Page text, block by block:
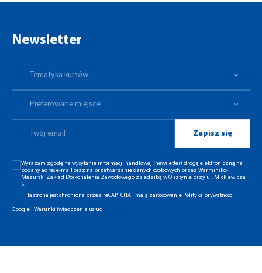
Newsletter
Tematyka kursów
Preferowane miejsce
Zapisz się
Wyrażam zgodę na wysyłanie informacji handlowej (newsletter) drogą elektroniczną na
podany adres e-mail oraz na przetwarzanie danych osobowych przez Warmińsko-
Mazurski Zakład Doskonalenia Zawodowego z siedzibą w Olsztynie przy ul. Mickiewicza
5.
Ta strona jest chroniona przez reCAPTCHA i mają zastosowanie Polityka prywatności
Googlei Warunki świadczenia usług